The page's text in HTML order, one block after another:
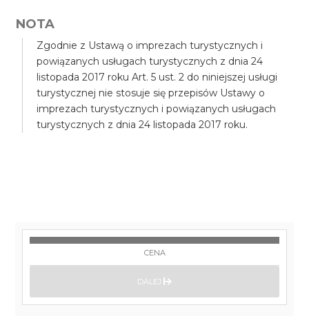
NOTA
Zgodnie z Ustawą o imprezach turystycznych i
powiązanych usługach turystycznych z dnia 24
listopada 2017 roku Art. 5 ust. 2 do niniejszej usługi
turystycznej nie stosuje się przepisów Ustawy o
imprezach turystycznych i powiązanych usługach
turystycznych z dnia 24 listopada 2017 roku.
CENA
DALEJ